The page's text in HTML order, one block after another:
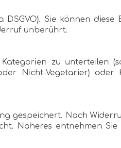
Sie können diese
unberührt.
zu unterteilen
Nicht-Vegetarier) oder
gespeichert. Nach
Näheres entnehmen